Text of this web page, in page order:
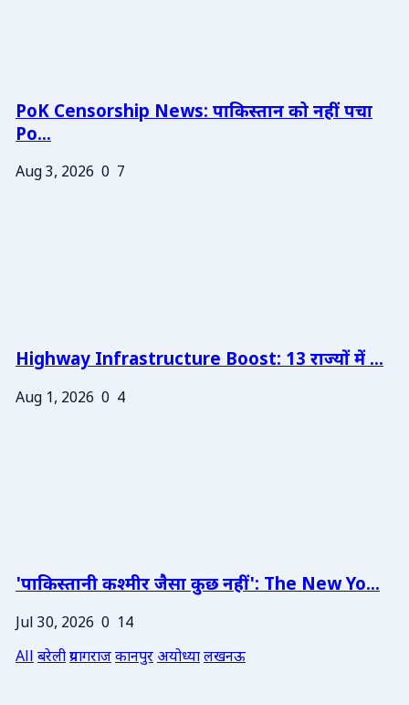
PoK Censorship News: पाकिस्तान को नहीं पचा
Po...
Aug 3, 2026 0 7
Highway Infrastructure Boost: 13 राज्यों में ...
Aug 1, 2026 0 4
'पाकिस्तानी कश्मीर जैसा कुछ नहीं': The New Yo...
Jul 30, 2026 0 14
Allबरेलीप्रयागराजकानपुरअयोध्यालखनऊ